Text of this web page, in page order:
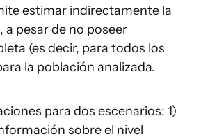
estimar indirectamente la
a pesar de no poseer
(es decir, para todos los
la población analizada.
para dos escenarios: 1)
sobre el nivel